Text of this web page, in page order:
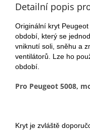
Detailní popis
Originální kryt
období, který se
vniknutí soli, sněhu a
ventilátorů. Lze ho
období.
Pro Peugeot 5008,
Kryt je zvláště